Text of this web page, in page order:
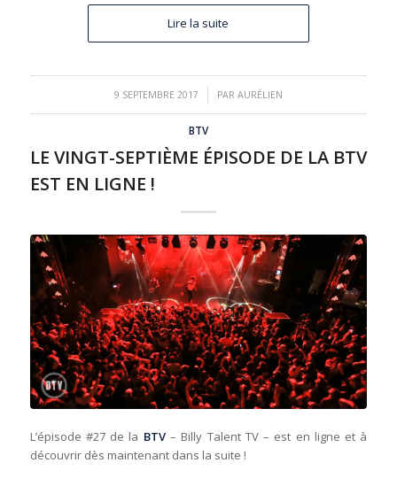
Lire la suite
9 SEPTEMBRE 2017
/ PAR AURÉLIEN
BTV
LE VINGT-SEPTIÈME ÉPISODE DE LA BTV
EST EN LIGNE !
L’épisode #27 de la BTV– Billy Talent TV – est en ligne et à
découvrir dès maintenant dans la suite !